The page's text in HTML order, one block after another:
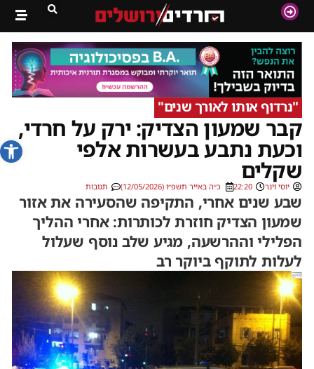
פתח
"נרדוף אותו לאורך שנים"
קבר שמעון הצדיק: ירק על חרדי,
וכעת נתבע בעשרות אלפי
שקלים
יוסי וינר 22:20 כ״ה באייר תשפ״ו (12/05/2026) תגובות
שבע שנים אחרי, התקיפה שהסעירה את אזור
שמעון הצדיק חוזרת לכותרות: אחרי ההליך
הפלילי וההרשעה, מגיע שלב נוסף שעלול
לעלות לתוקף ביוקר רב